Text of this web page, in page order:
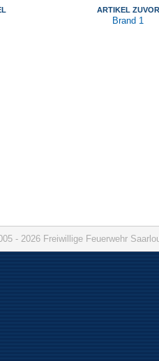
ARTIKEL ZUVOR
Brand 1
- 2026 Freiwillige Feuerwehr